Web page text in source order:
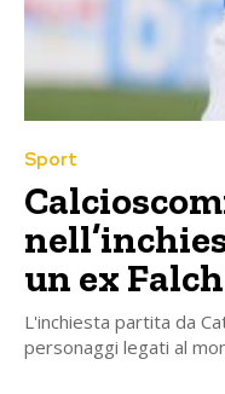
Sport
un ex
L'inchiesta partita da
personaggi legati al